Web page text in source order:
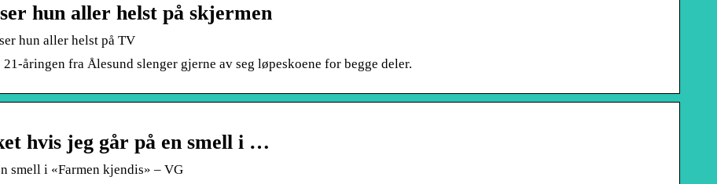
hun aller helst på skjermen
hun aller helst på TV
åringen fra Ålesund slenger gjerne av seg løpeskoene for begge deler.
hvis jeg går på en smell i …
smell i «Farmen kjendis» – VG